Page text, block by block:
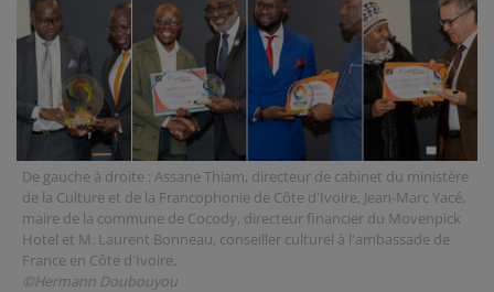
De gauche à droite : Assane Thiam, directeur de cabinet du ministère
de la Culture et de la Francophonie de Côte d'Ivoire, Jean-Marc Yacé,
maire de la commune de Cocody, directeur financier du Movenpick
Hotel et M. Laurent Bonneau, conseiller culturel à l'ambassade de
France en Côte d'Ivoire,
©Hermann Doubouyou